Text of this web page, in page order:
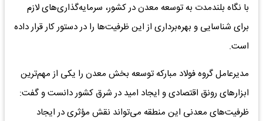
با نگاه بلندمدت به توسعه معدن در کشور، سرمایه‌گذاری‌های لازم
برای شناسایی و بهره‌برداری از این ظرفیت‌ها را در دستور کار قرار داده
است.
مدیرعامل گروه فولاد مبارکه توسعه بخش معدن را یکی از مهم‌ترین
ابزارهای رونق اقتصادی و ایجاد امید در شرق کشور دانست و گفت:
ظرفیت‌های معدنی این منطقه می‌تواند نقش مؤثری در ایجاد